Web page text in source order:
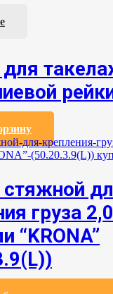
груза
“KRONA”